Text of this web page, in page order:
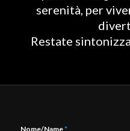
serenità, per
Restate
Nome/Name*